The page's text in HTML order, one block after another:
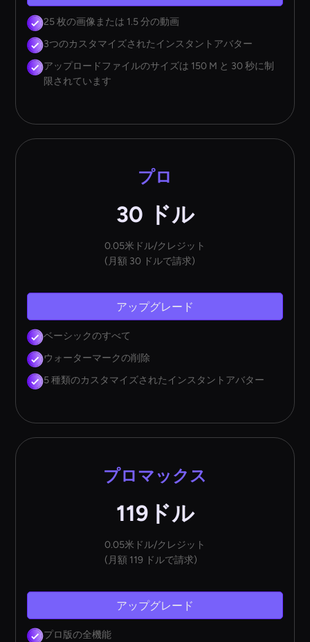
25 枚の画像または 1.5 分の動画
3つのカスタマイズされたインスタントアバター
アップロードファイルのサイズは 150 M と 30 秒に制
限されています
プロ
30 ドル
0.05米ドル/クレジット
(月額 30 ドルで請求)
アップグレード
ベーシックのすべて
ウォーターマークの削除
5 種類のカスタマイズされたインスタントアバター
プロマックス
119ドル
0.05米ドル/クレジット
(月額 119 ドルで請求)
アップグレード
プロ版の全機能